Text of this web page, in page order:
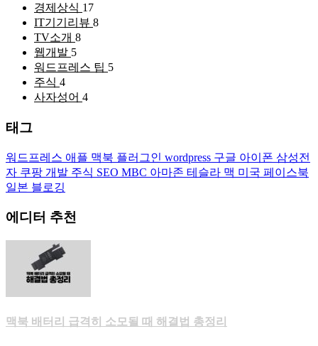
경제상식 17
IT기기리뷰 8
TV소개 8
웹개발 5
워드프레스 팁 5
주식 4
사자성어 4
태그
워드프레스 애플 맥북 플러그인 wordpress 구글 아이폰 삼성전
자 쿠팡 개발 주식 SEO MBC 아마존 테슬라 맥 미국 페이스북
일본 블로깅
에디터 추천
맥북 배터리 급격히 소모될 때 해결법 총정리